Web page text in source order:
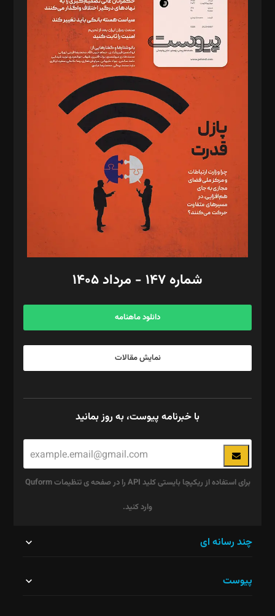
دبیر تحریریه: میثم قاسمی
د‌بیر ناداستان: سمانه سمیع
د‌بیر خدمت و تجارت: ابوالفضل رجبی
د‌بیر حقوق فناوری: حسام‌الدین ایپکچی
د‌بیر پیوست جهان: مینا پاکدل
د‌بیر تحریریه آنلاین: بابک نقاش
تحریریه‌: مجتبی محمود‌ی، آرش برهمند، یسنا امان‌پور، سروش کرمیان،
مصطفی مسجدی آرانی، ابوالفضل رجبی، زهرا فکرانه، فائزه فتحی
رستمی،مصطفی باستان
ویرایش: نگار استاد‌‌آقا
طراح یونیفرم: مجید توکلی
فیلمبرداری و عکاسی: امیر شفیعی، مانی لطفی زاده
گرافیک و صفحه‌آرایی: سید‌سبحان‌علی ثابت
مد‌یر توسعه تجاری: کامبیز برید‌
امور مالی: شاپور رهبری، محمد‌ کاظمی‌نیا
آگهی و مشترکین: ۰۹۱۹۹۹۹۰۴۵۴
شماره ۱۴۷ - مرداد ۱۴۰۵
دانلود ماهنامه
نمایش مقالات
با خبرنامه پیوست، به روز بمانید
برای استفاده از ریکپچا بایستی کلید API را در صفحه ی تنظیمات Quform
وارد کنید.
نباید
چند رسانه ای
پیوست